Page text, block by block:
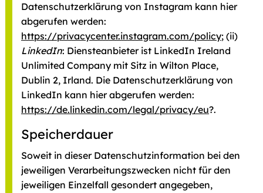
Datenschutzerklärung von Instagram kann hier
abgerufen werden:
https://privacycenter.instagram.com/policy; (ii)
LinkedIn: Diensteanbieter ist LinkedIn Ireland
Unlimited Company mit Sitz in Wilton Place,
Dublin 2, Irland. Die Datenschutzerklärung von
LinkedIn kann hier abgerufen werden:
https://de.linkedin.com/legal/privacy/eu?.
Speicherdauer
Soweit in dieser Datenschutzinformation bei den
jeweiligen Verarbeitungszwecken nicht für den
jeweiligen Einzelfall gesondert angegeben,